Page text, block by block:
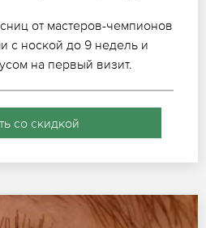
от мастеров-чемпионов
с ноской до 9 недель и
на первый визит.
со скидкой